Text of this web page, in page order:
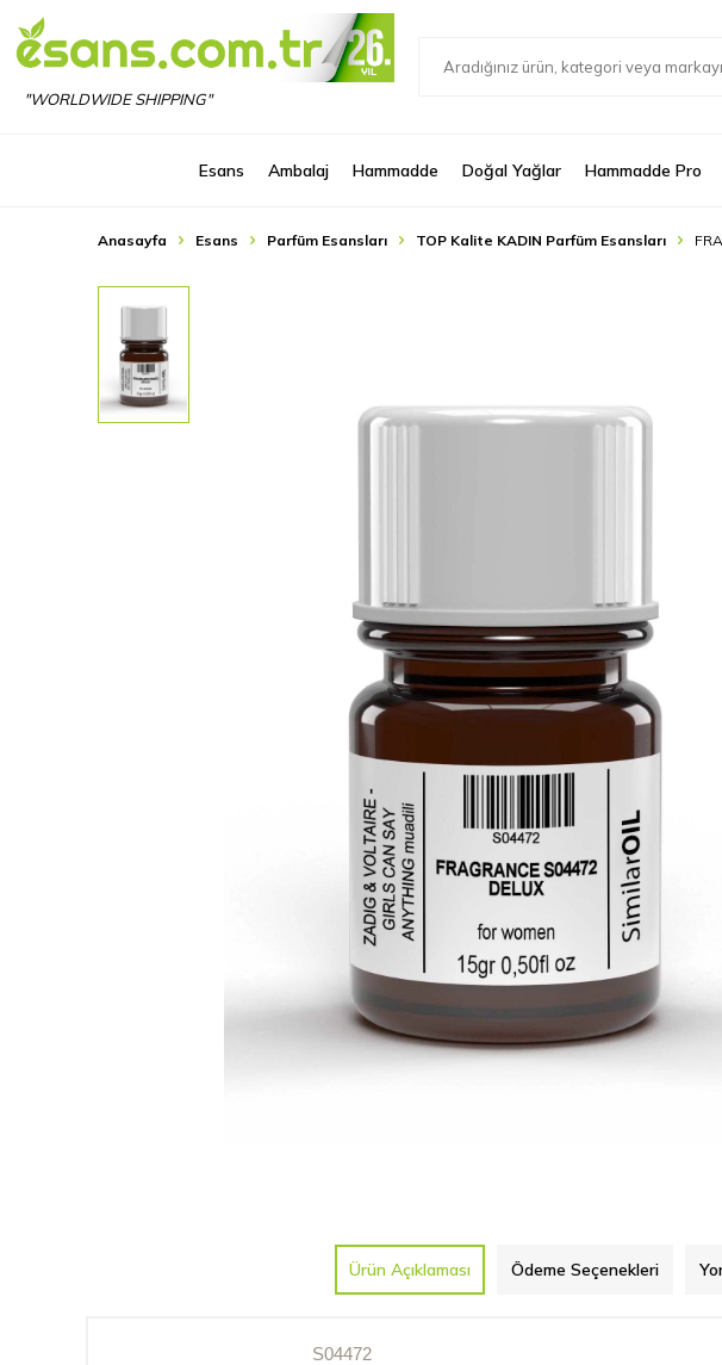
"WORLDWIDE SHIPPING"
Esans Ambalaj Hammadde Doğal Yağlar Hammadde Pro
Anasayfa Esans Parfüm Esansları TOP Kalite KADIN Parfüm Esansları
Ürün Açıklaması Ödeme Seçenekleri
S04472